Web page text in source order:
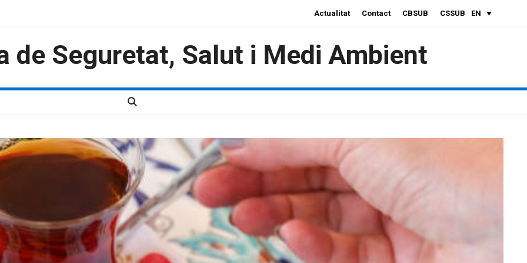
EN
Actualitat Contact CBSUB CSSUB
de Seguretat, Salut i Medi Ambient